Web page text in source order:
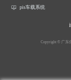
pis车载系统
Copyright © 广东